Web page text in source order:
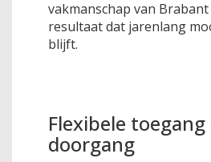
vakmanschap van
resultaat dat jarenlang
blijft.
Flexibele
doorgang